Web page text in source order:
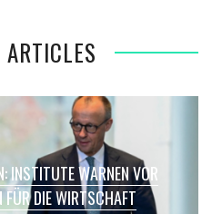
ARTICLES
INSTITUTE WARNEN VOR
FÜR DIE WIRTSCHAFT